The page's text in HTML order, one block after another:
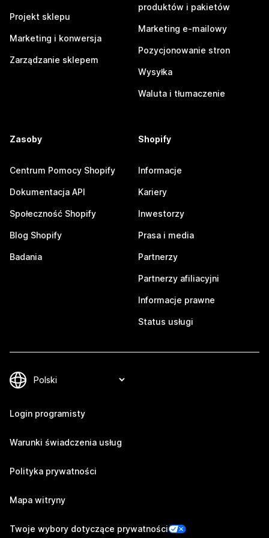
Projekt sklepu
Marketing i konwersja
Zarządzanie sklepem
produktów i pakietów
Marketing e-mailowy
Pozycjonowanie stron
Wysyłka
Waluta i tłumaczenie
Zasoby
Centrum Pomocy Shopify
Dokumentacja API
Społeczność Shopify
Blog Shopify
Badania
Shopify
Informacje
Kariery
Inwestorzy
Prasa i media
Partnerzy
Partnerzy afiliacyjni
Informacje prawne
Status usługi
Login programisty
Warunki świadczenia usług
Polityka prywatności
Mapa witryny
Twoje wybory dotyczące prywatności